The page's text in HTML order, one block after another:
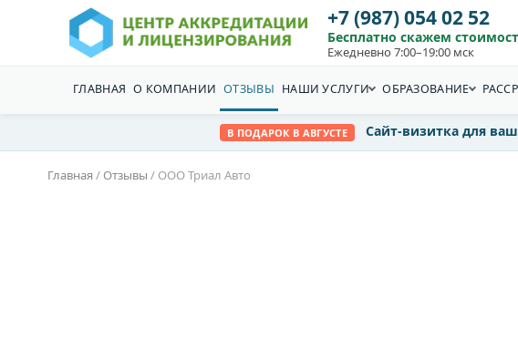
+7 (987) 054 02 52
Бесплатно скажем
Ежедневно 7:00–19:00 мск
ГЛАВНАЯ О КОМПАНИИ ОТЗЫВЫ НАШИ УСЛУГИ ОБРАЗОВАНИЕ
В ПОДАРОК В АВГУСТЕ Сайт-визитка для
Главная / Отзывы / ООО Триал Авто